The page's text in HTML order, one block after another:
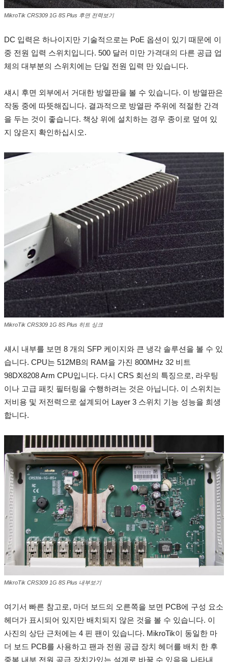
MikroTik CRS309 1G 8S Plus 후면 전력보기
DC 입력은 하나이지만 기술적으로는 PoE 옵션이 있기 때문에 이
중 전원 입력 스위치입니다. 500 달러 미만 가격대의 다른 공급 업
체의 대부분의 스위치에는 단일 전원 입력 만 있습니다.
섀시 후면 외부에서 거대한 방열판을 볼 수 있습니다. 이 방열판은
작동 중에 따뜻해집니다. 결과적으로 방열판 주위에 적절한 간격
을 두는 것이 좋습니다. 책상 위에 설치하는 경우 종이로 덮여 있
지 않은지 확인하십시오.
MikroTik CRS309 1G 8S Plus 히트 싱크
섀시 내부를 보면 8 개의 SFP 케이지와 큰 냉각 솔루션을 볼 수 있
습니다. CPU는 512MB의 RAM을 가진 800MHz 32 비트
98DX8208 Arm CPU입니다. 다시 CRS 회선의 특징으로, 라우팅
이나 고급 패킷 필터링을 수행하려는 것은 아닙니다. 이 스위치는
저비용 및 저전력으로 설계되어 Layer 3 스위치 기능 성능을 희생
합니다.
MikroTik CRS309 1G 8S Plus 내부보기
여기서 빠른 참고로, 마더 보드의 오른쪽을 보면 PCB에 구성 요소
헤더가 표시되어 있지만 배치되지 않은 것을 볼 수 있습니다. 이
사진의 상단 근처에는 4 핀 팬이 있습니다. MikroTik이 동일한 마
더 보드 PCB를 사용하고 팬과 전원 공급 장치 헤더를 배치 한 후
중복 내부 전원 공급 장치가있는 설계로 바꿀 수 있음을 나타내